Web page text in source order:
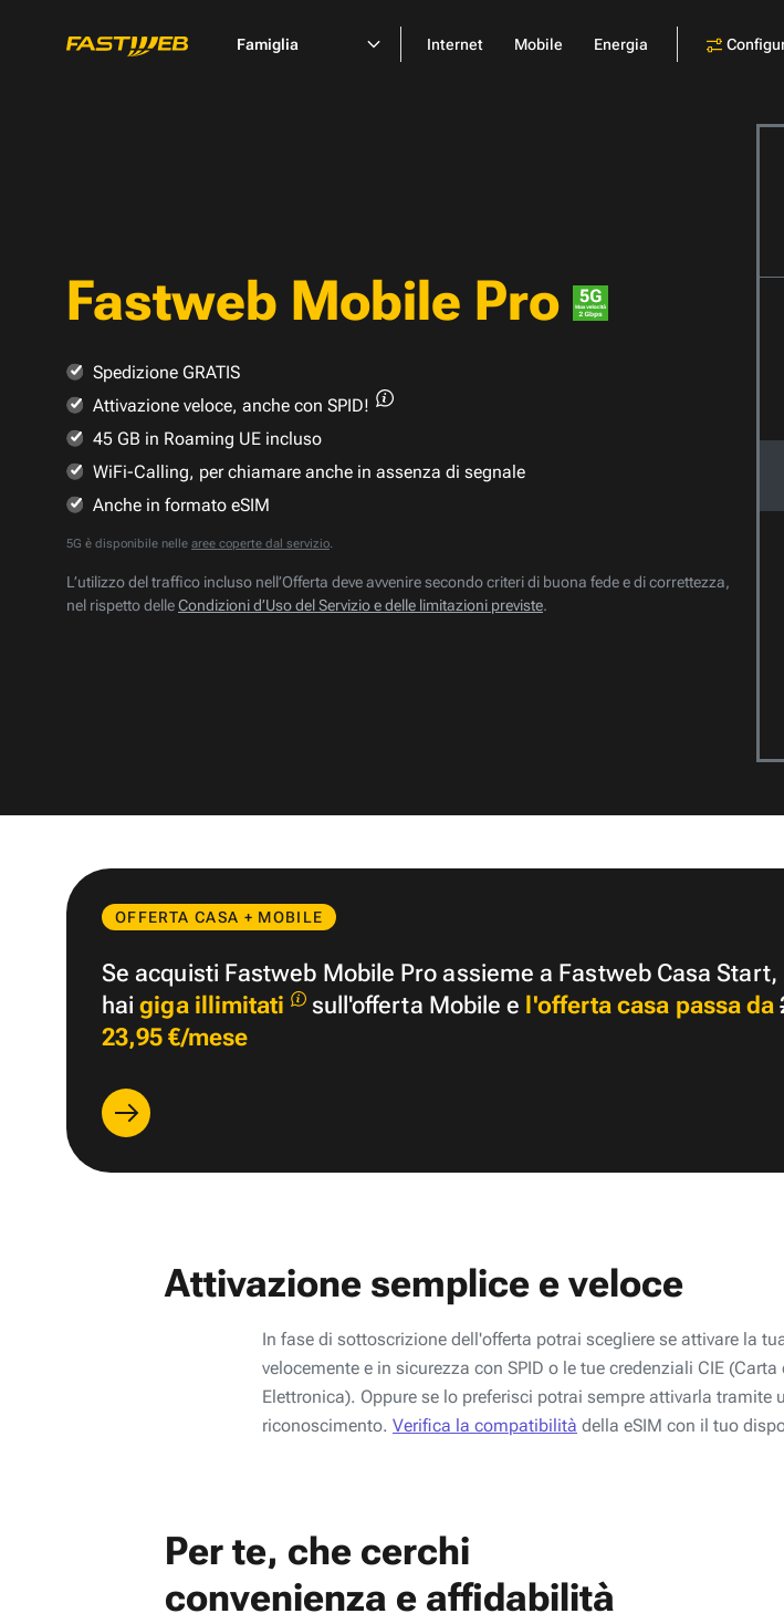
Famiglia Internet Mobile Energia
Fastweb Mobile Pro
Spedizione GRATIS
Attivazione veloce, anche con SPID!
45 GB in Roaming UE incluso
WiFi-Calling, per chiamare anche in assenza di segnale
Anche in formato eSIM
5G è disponibile nelle aree coperte dal servizio.
L’utilizzo del traffico incluso nell’Offerta deve avvenire secondo criteri di buona fede e di correttezza,
nel rispetto delleCondizioni d’Uso del Servizio e delle limitazioni previste.
OFFERTA CASA + MOBILE
Se acquisti Fastweb Mobile Pro assieme a Fastweb Casa Start,
haigiga illimitati sull'offerta Mobile e l'offerta casa passa da
23,95 €/mese
Attivazione semplice e veloce
In fase di sottoscrizione dell'offerta potrai scegliere se attivare la
velocemente e in sicurezza con SPID o le tue credenziali CIE (Carta
Elettronica). Oppure se lo preferisci potrai sempre attivarla tramite
riconoscimento. Verifica la compatibilità della eSIM con il tuo
Per te, che cerchi
convenienza e affidabilità